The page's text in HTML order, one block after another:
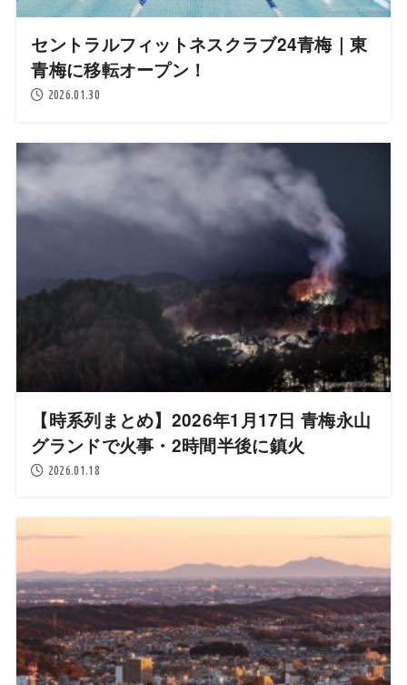
セントラルフィットネスクラブ24青梅｜東
青梅に移転オープン！
2026.01.30
【時系列まとめ】2026年1月17日 青梅永山
グランドで火事・2時間半後に鎮火
2026.01.18